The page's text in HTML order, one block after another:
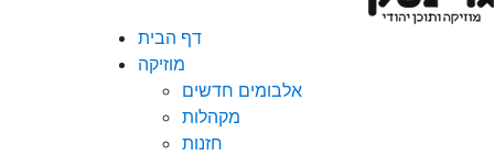
דף הבית
מוזיקה
אלבומים חדשים
מקהלות
חזנות